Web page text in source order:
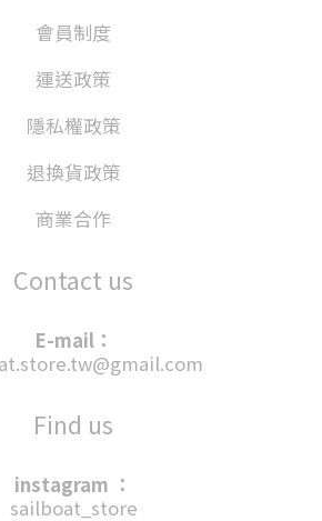
會員制度
運送政策
隱私權政策
退換貨政策
商業合作
Contact us
E-mail：
Find us
instagram ：
sailboat_store